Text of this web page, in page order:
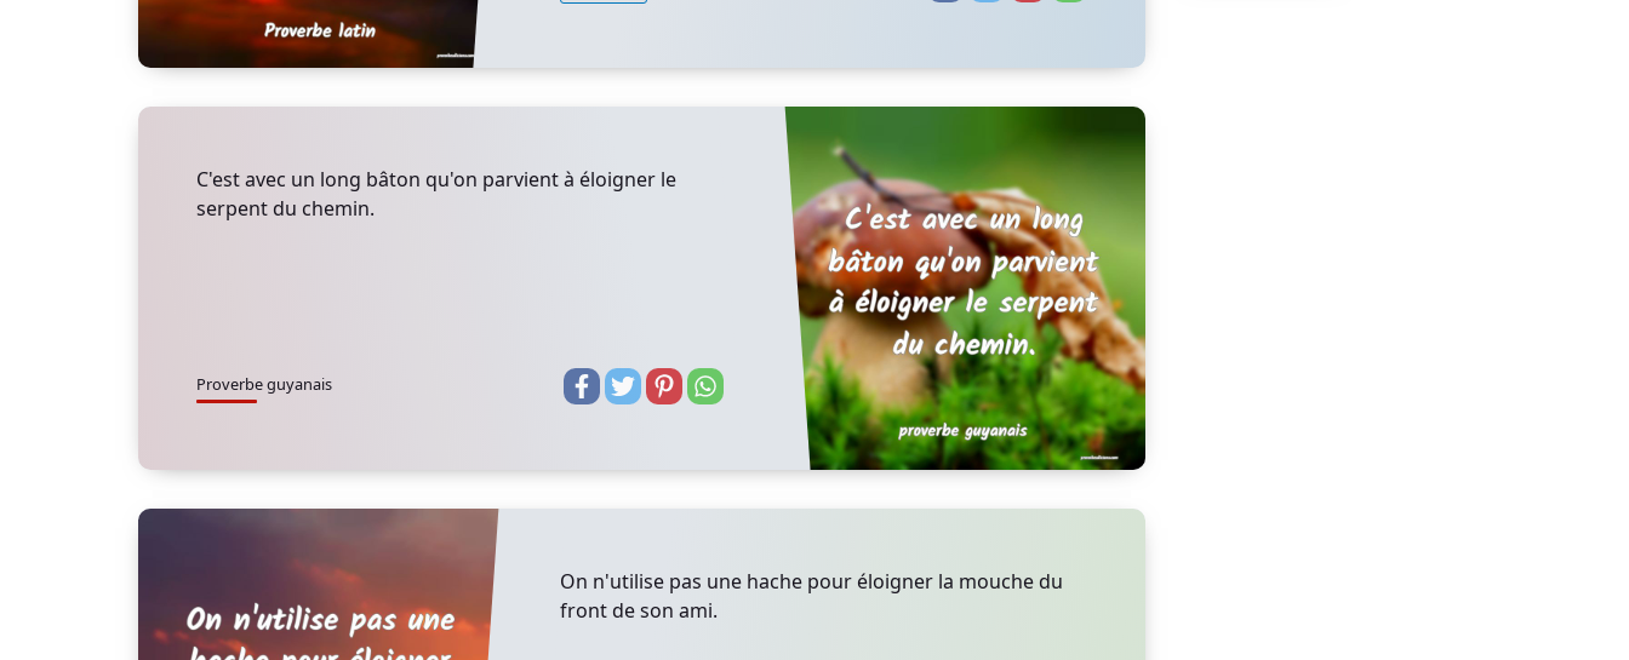
C'est avec un long bâton qu'on parvient à éloigner le
serpent du chemin.
Proverbe guyanais
On n'utilise pas une hache pour éloigner la mouche du
front de son ami.